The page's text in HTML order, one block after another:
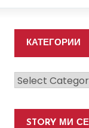
КАТЕГОРИИ
Категории
STORY МИ СЕ